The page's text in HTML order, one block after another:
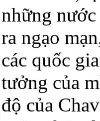
những
ra ngạo
các quốc
tưởng của
độ của